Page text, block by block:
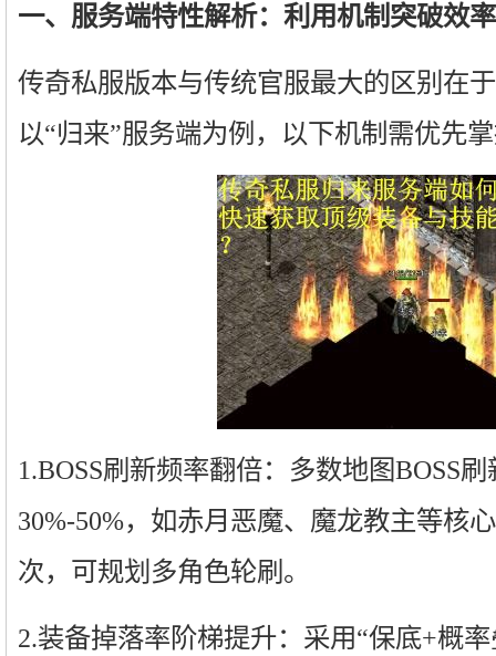
一、服务端特性解析：利用机制突破效
传奇私服版本与传统官服最大的区别在
以“归来”服务端为例，以下机制需优先
1.BOSS刷新频率翻倍：多数地图BOSS
30%-50%，如赤月恶魔、魔龙教主等核
次，可规划多角色轮刷。
2.装备掉落率阶梯提升：采用“保底+概